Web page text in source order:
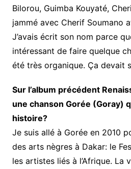
Bilorou, Guimba Kouyaté,
jammé avec Cherif Soumano
J’avais écrit son nom parce
intéressant de faire quelque
été très organique. Ça devait
Sur l’album précédent
une chanson Gorée (Goray)
histoire?
Je suis allé à Gorée en 2010
des arts nègres à Dakar: le
les artistes liés à l’Afrique. La